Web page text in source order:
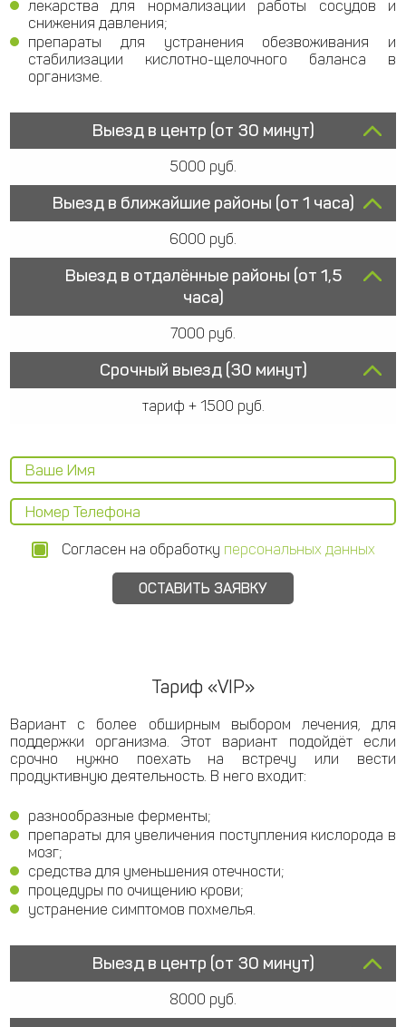
лекарства для нормализации работы сосудов и
снижения давления;
препараты для устранения обезвоживания и
стабилизации кислотно-щелочного баланса в
организме.
Выезд в центр (от 30 минут)
5000 руб.
Выезд в ближайшие районы (от 1 часа)
6000 руб.
Выезд в отдалённые районы (от 1,5
часа)
7000 руб.
Срочный выезд (30 минут)
тариф + 1500 руб.
Согласен на обработку персональных данных
Тариф «VIP»
Вариант с более обширным выбором лечения, для
поддержки организма. Этот вариант подойдёт если
срочно нужно поехать на встречу или вести
продуктивную деятельность. В него входит:
разнообразные ферменты;
препараты для увеличения поступления кислорода в
мозг;
средства для уменьшения отечности;
процедуры по очищению крови;
устранение симптомов похмелья.
Выезд в центр (от 30 минут)
8000 руб.